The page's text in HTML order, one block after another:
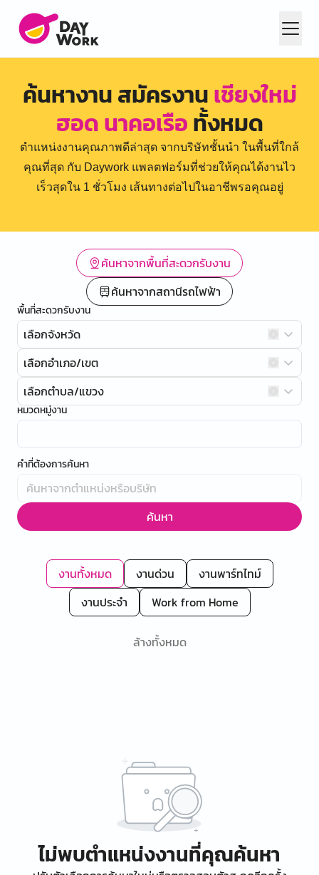
ค้นหางาน สมัครงานเชียงใหม่
ฮอด นาคอเรือทั้งหมด
ตำแหน่งงานคุณภาพดีล่าสุด จากบริษัทชั้นนำ ในพื้นที่ใกล้
คุณที่สุด กับ Daywork แพลตฟอร์มที่ช่วยให้คุณได้งานไว
เร็วสุดใน 1 ชั่วโมง เส้นทางต่อไปในอาชีพรอคุณอยู่
ค้นหาจากพื้นที่สะดวกรับงาน
ค้นหาจากสถานีรถไฟฟ้า
พื้นที่สะดวกรับงาน
เลือกจังหวัด
เลือกอำเภอ/เขต
เลือกตำบล/แขวง
หมวดหมู่งาน
คำที่ต้องการค้นหา
ค้นหา
งานทั้งหมด งานด่วน
งานพาร์ทไทม์
งานประจำ
Work from Home
ล้างทั้งหมด
ไม่พบตำแหน่งงานที่คุณค้นหา